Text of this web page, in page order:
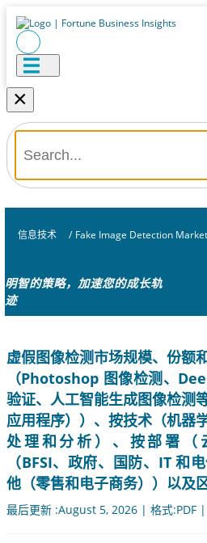
×
信息技术 / Fake Image Detection Market
明智的策略，加速您的成长轨
迹
虚假图像检测市场规模、份额
（Photoshop 图像检测、
验证、人工智能生成图像检测
应用程序））、按技术（机器
处理和分析）、按部署（
（BFSI、政府、国防、IT 和
他（零售和电子商务））以及
最后更新 :August 5, 2026 | 格式:PDF